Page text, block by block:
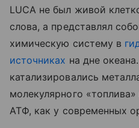
LUCA не был живой
слова, а представлял
химическую систему в
источниках на дне
катализировались
молекулярного
АТФ, как у современных